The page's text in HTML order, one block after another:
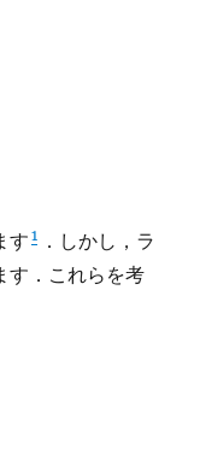
す 1 ．しかし，ラ
す．これらを考